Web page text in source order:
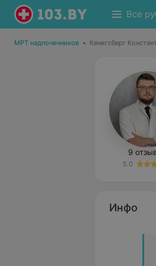
Все
МРТ надпочечников • Кенигсберг
9
5.0
Инфо